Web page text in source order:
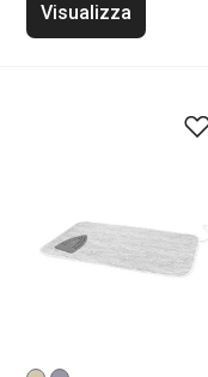
Visualizza